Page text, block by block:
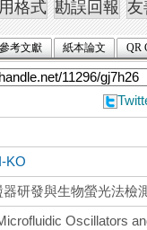
參考文獻 紙本論文 QR
KO
研發與生物螢光法檢
Oscillators